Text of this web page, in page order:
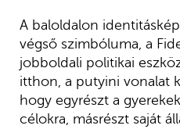
A baloldalon
végső szimbóluma, a
jobboldali politikai
itthon, a putyini vonalat
hogy egyrészt a
célokra, másrészt saját